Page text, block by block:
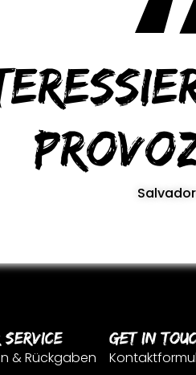
Service
& Rückgaben
Get In